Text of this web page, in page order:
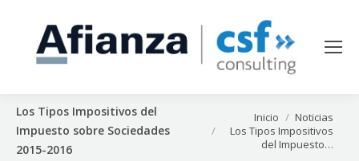
Los Tipos Impositivos del
Impuesto sobre Sociedades
2015-2016
Estás aquí:Inicio
Noticias
Los Tipos Impositivos
del Impuesto…